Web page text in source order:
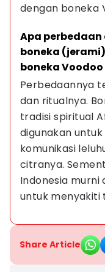
dengan boneka
Apa
boneka
boneka
Perbedaannya
dan ritualnya.
tradisi spiritual
digunakan
komunikasi
citranya.
Indonesia murni
untuk menyakiti
Share Article